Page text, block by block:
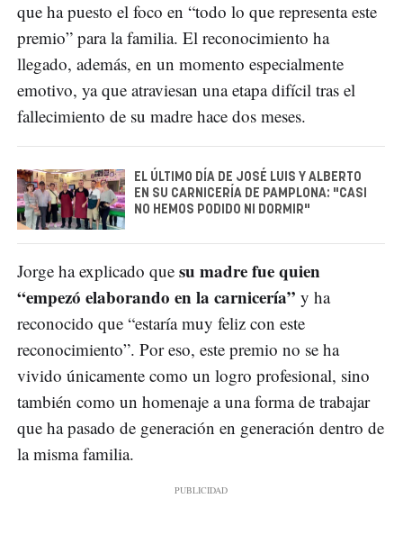
que ha puesto el foco en “todo lo que representa este
premio” para la familia. El reconocimiento ha
llegado, además, en un momento especialmente
emotivo, ya que atraviesan una etapa difícil tras el
fallecimiento de su madre hace dos meses.
EL ÚLTIMO DÍA DE JOSÉ LUIS Y ALBERTO
EN SU CARNICERÍA DE PAMPLONA: "CASI
NO HEMOS PODIDO NI DORMIR"
Jorge ha explicado que su madre fue quien
“empezó elaborando en la carnicería” y ha
reconocido que “estaría muy feliz con este
reconocimiento”. Por eso, este premio no se ha
vivido únicamente como un logro profesional, sino
también como un homenaje a una forma de trabajar
que ha pasado de generación en generación dentro de
la misma familia.